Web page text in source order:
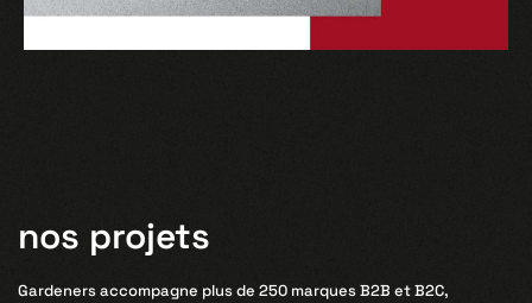
nos projets
Gardeners accompagne plus de 250 marques B2B et B2C,